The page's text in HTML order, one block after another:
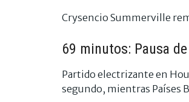
Crysencio Summerville
69 minutos: Pausa
Partido electrizante en
segundo, mientras Países